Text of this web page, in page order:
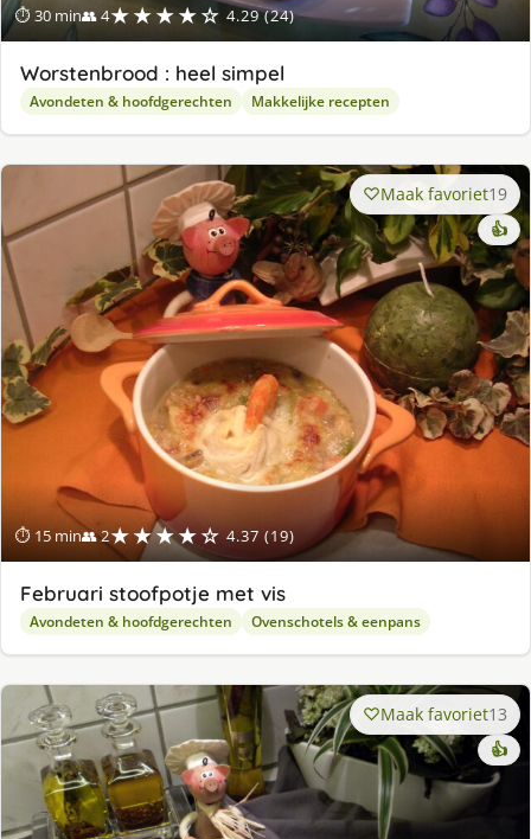
⏱ 30 min👥 4★★★★☆ 4.29 (24)
Worstenbrood : heel simpel
Avondeten & hoofdgerechten Makkelijke recepten
⏱ 15 min👥 2★★★★☆ 4.37 (19)
Maak favoriet19
👍
Februari stoofpotje met vis
Avondeten & hoofdgerechten Ovenschotels & eenpans
Maak favoriet13
👍